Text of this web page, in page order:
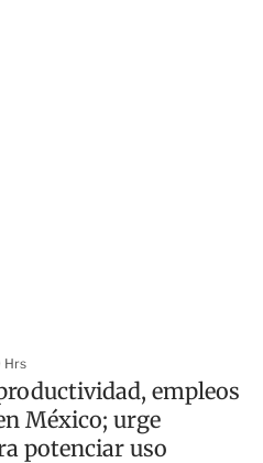
Hrs
empleos
México; urge
potenciar uso